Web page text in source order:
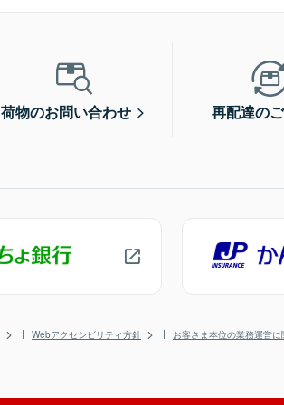
荷物のお問い合わせ 再配達の
Webアクセシビリティ方針 お客さま本位の業務運営